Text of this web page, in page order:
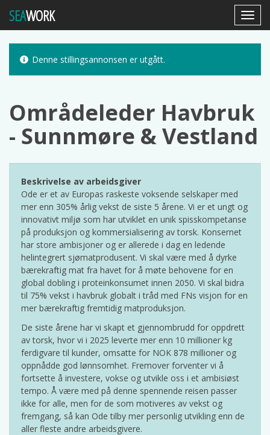
SEAWORK
Denne stillingsannonsen er utgått.
Områdeleder Havbruk
- Sunnmøre & Vestland
Beskrivelse av arbeidsgiver
Ode er et av Europas raskeste voksende selskaper med
mer enn 305% årlig vekst de siste 5 årene. Vi er et ungt og
innovativt miljø som har utviklet en unik spisskompetanse
på produksjon og kommersialisering av torsk. Konsernet
har store ambisjoner og er allerede i dag en ledende
helintegrert sjømatprodusent. Vi skal være med å dyrke
bærekraftig mat fra havet for å møte behovene for en
global dobling i proteinkonsumet innen 2050. Vi skal bidra
til 75% vekst i havbruk globalt i tråd med FNs visjon for en
mer bærekraftig fremtidig matproduksjon.
De siste årene har vi skapt et gjennombrudd for oppdrett
av torsk, hvor vi i 2025 leverte mer enn 10 millioner kg
ferdigvare til kunder, omsatte for NOK 878 millioner og
oppnådde god lønnsomhet. Fremover forventer vi å
fortsette å investere, vokse og utvikle oss i et ambisiøst
tempo. Å være med på denne spennende reisen passer
ikke for alle, men for de som motiveres av vekst og
fremgang, så kan Ode tilby mer personlig utvikling enn de
aller fleste andre arbeidsgivere.